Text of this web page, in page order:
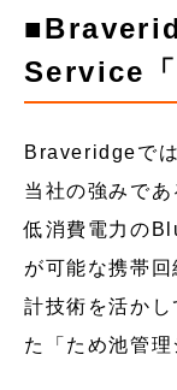
Service「
Braveridgeで
当社の強みで
低消費電力の
が可能な携帯
計技術を活か
た「ため池管理